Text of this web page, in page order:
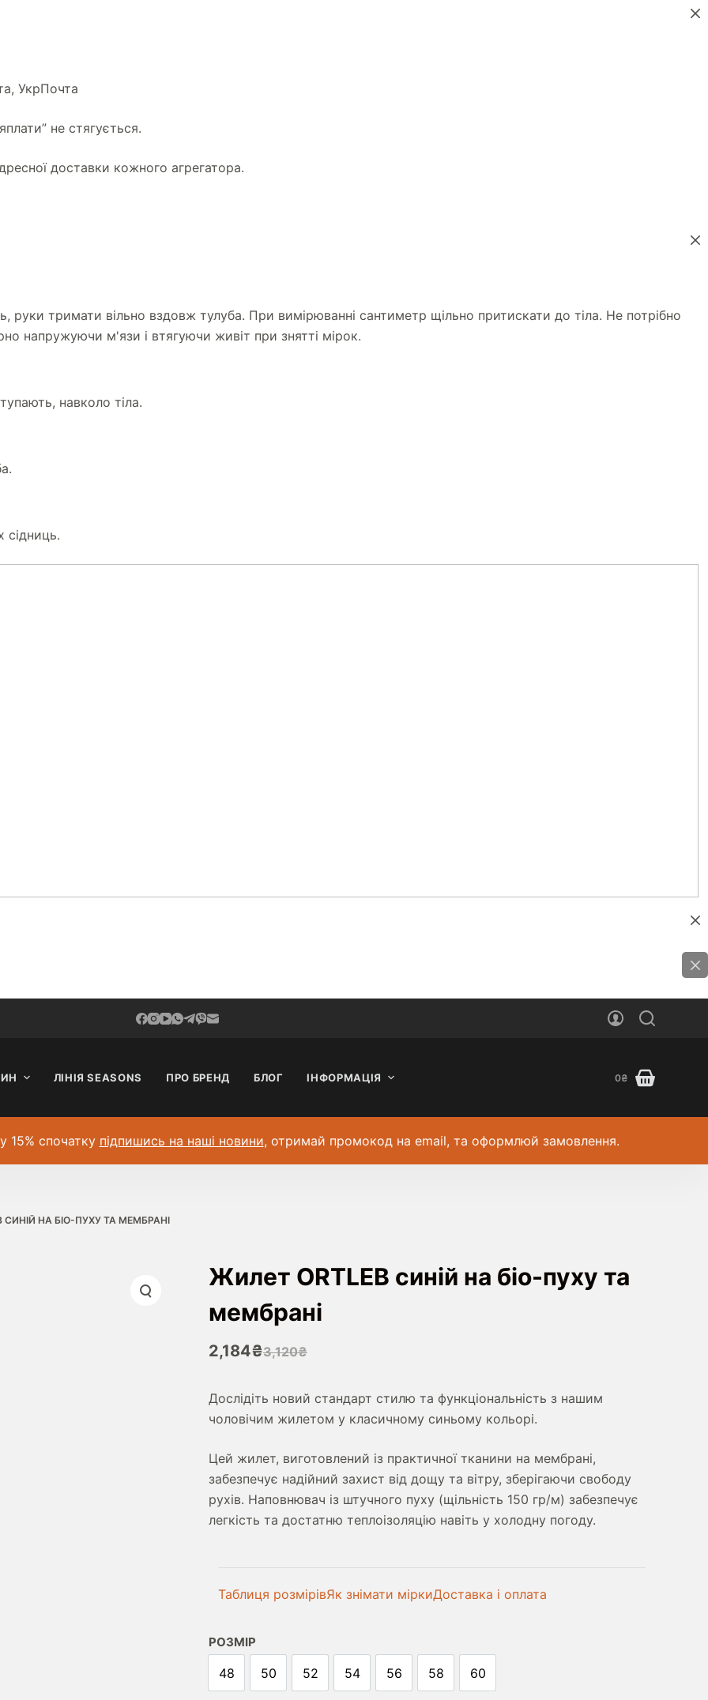
УкрПочта
не стягується.
доставки кожного агрегатора.
руки тримати вільно вздовж тулуба. При вимірюванні сантиметр щільно притискати до тіла. Не потрібно
напружуючи м'язи і втягуючи живіт при знятті мірок.
навколо тіла.
сідниць.
ЛІНІЯ SEASONS ПРО БРЕНД БЛОГ ІНФОРМАЦІЯ 0₴
спочатку підпишись на наші новини, отримай промокод на email, та оформлюй замовлення.
СИНІЙ НА БІО-ПУХУ ТА МЕМБРАНІ
Жилет ORTLEB синій на біо-пуху та
мембрані
3,120₴
Оригінальна
3,120₴.
2,184₴
Поточна
2,184₴.
Дослідіть новий стандарт стилю та функціональність з нашим
чоловічим жилетом у класичному синьому кольорі.
Цей жилет, виготовлений із практичної тканини на мембрані,
забезпечує надійний захист від дощу та вітру, зберігаючи свободу
рухів. Наповнювач із штучного пуху (щільність 150 гр/м) забезпечує
легкість та достатню теплоізоляцію навіть у холодну погоду.
Таблиця розмірівЯк знімати міркиДоставка і оплата
РОЗМІР
48 50 52 54 56 58 60